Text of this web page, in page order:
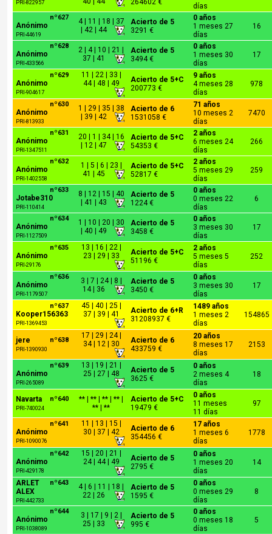
PRI-822957 264602 €
días
nº627
Anónimo
PRI-44619
4 | 11 | 18 | 37
| 42 | 44
Acierto de 5
3291 €
0 años
1 meses 27
días
16
nº628
Anónimo
PRI-433566
2 | 4 | 10 | 21 |
37 | 41
Acierto de 5
3494 €
0 años
1 meses 30
días
17
nº629
Anónimo
PRI-904617
11 | 22 | 33 |
44 | 48 | 49
Acierto de 5+C
200773 €
9 años
4 meses 28
días
978
nº630
Anónimo
PRI-813933
1 | 29 | 35 | 38
| 39 | 42
Acierto de 6
1531058 €
71 años
10 meses 2
días
7470
nº631
Anónimo
PRI-1347511
20 | 1 | 34 | 16
| 12 | 47
Acierto de 5+C
54353 €
2 años
6 meses 24
días
266
nº632
Anónimo
PRI-1402558
1 | 5 | 6 | 23 |
41 | 45
Acierto de 5+C
52817 €
2 años
5 meses 29
días
259
nº633
Jotabe310
PRI-110414
8 | 12 | 15 | 40
| 41 | 43
Acierto de 5
1224 €
0 años
0 meses 22
días
6
nº634
Anónimo
PRI-1127509
1 | 10 | 20 | 30
| 40 | 49
Acierto de 5
3458 €
0 años
3 meses 30
días
17
nº635
Anónimo
PRI-29176
13 | 16 | 22 |
23 | 29 | 33
Acierto de 5+C
51196 €
2 años
5 meses 5
días
252
nº636
Anónimo
PRI-1179507
3 | 7 | 24 | 8 |
14 | 36
Acierto de 5
3450 €
0 años
3 meses 30
días
17
nº637
Kooper156363
PRI-1369453
45 | 40 | 25 |
37 | 39 | 41
Acierto de 6+R
31208937 €
1489 años
1 meses 2
días
154865
nº638
jere
PRI-1390930
17 | 29 | 24 |
34 | 12 | 30
Acierto de 6
433759 €
20 años
8 meses 17
días
2153
nº639
Anónimo
PRI-265089
13 | 19 | 21 |
25 | 27 | 48
Acierto de 5
3625 €
0 años
2 meses 4
días
18
nº640
Navarta
PRI-740024
** | ** | ** | ** |
** | **
Acierto de 5+C
19479 €
0 años
11 meses
11 días
97
nº641
Anónimo
PRI-1090076
11 | 13 | 15 |
30 | 37 | 42
Acierto de 6
354456 €
17 años
1 meses 6
días
1778
nº642
Anónimo
PRI-429178
15 | 20 | 21 |
24 | 44 | 49
Acierto de 5
2795 €
0 años
1 meses 20
días
14
nº643
ARLET
ALEX
PRI-442733
4 | 6 | 11 | 18 |
22 | 26
Acierto de 5
1595 €
0 años
0 meses 29
días
8
nº644
Anónimo
PRI-1038089
3 | 17 | 9 | 2 |
25 | 33
Acierto de 5
995 €
0 años
0 meses 18
días
5